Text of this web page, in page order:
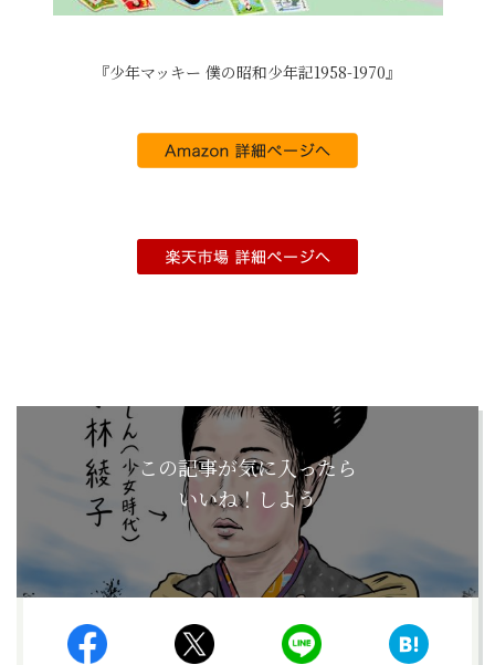
『少年マッキー 僕の昭和少年記1958-1970』
この記事が気に入ったら
いいね！しよう